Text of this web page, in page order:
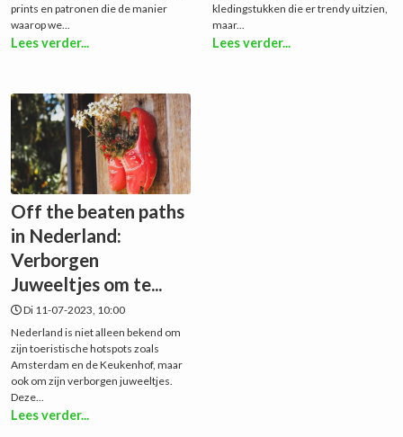
prints en patronen die de manier
waarop we...
Lees verder...
kledingstukken die er trendy uitzien,
maar...
Lees verder...
Off the beaten paths
in Nederland:
Verborgen
Juweeltjes om te...
Di 11-07-2023, 10:00
Nederland is niet alleen bekend om
zijn toeristische hotspots zoals
Amsterdam en de Keukenhof, maar
ook om zijn verborgen juweeltjes.
Deze...
Lees verder...